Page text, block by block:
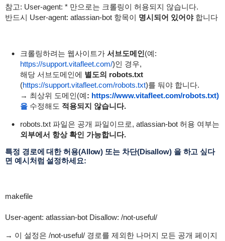
참고: User-agent: *만으로는 크롤링이 허용되지 않습니다.
반드시 User-agent: atlassian-bot항목이 명시되어 있어야합니다
크롤링하려는 웹사이트가 서브도메인(예:
https://support.vitafleet.com/)인 경우,
해당 서브도메인에 별도의 robots.txt
(https://support.vitafleet.com/robots.txt)를 둬야 합니다.
→ 최상위 도메인(예: https://www.vitafleet.com/robots.txt)
을 수정해도 적용되지 않습니다.
robots.txt파일은 공개 파일이므로, atlassian-bot허용 여부는
외부에서 항상 확인 가능합니다.
특정 경로에 대한 허용(Allow) 또는 차단(Disallow) 을 하고 싶다
면 예시처럼 설정하세요:
makefile
User-agent: atlassian-bot Disallow: /not-useful/
→ 이 설정은 /not-useful/경로를 제외한 나머지 모든 공개 페이지